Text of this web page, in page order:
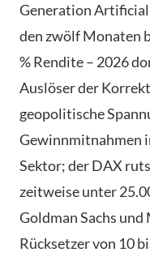
Generation
den zwölf Monaten
% Rendite – 2026
Auslöser der
geopolitische
Gewinnmitnahmen
Sektor; der DAX
zeitweise unter
Goldman Sachs
Rücksetzer von 10